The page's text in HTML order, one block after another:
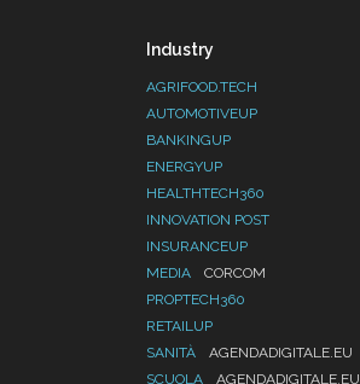
Industry
AGRIFOOD.TECH
AUTOMOTIVEUP
BANKINGUP
ENERGYUP
HEALTHTECH360
INNOVATION POST
INSURANCEUP
MEDIA
CORCOM
PROPTECH360
RETAILUP
SANITÀ
AGENDADIGITALE.EU
SCUOLA
AGENDADIGITALE.EU